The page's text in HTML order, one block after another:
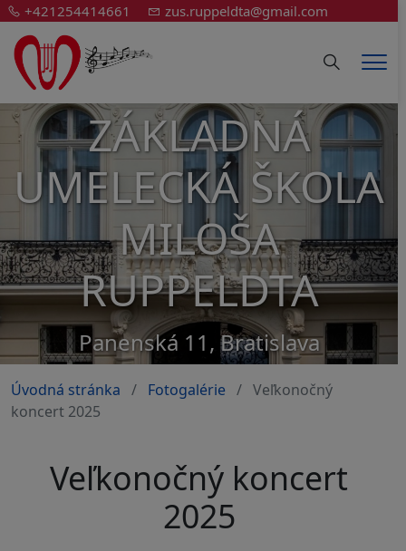
+421254414661 zus.ruppeldta@gmail.com
Hledání
ZÁKLADNÁ
UMELECKÁ ŠKOLA
MILOŠA
RUPPELDTA
Panenská 11, Bratislava
Úvodná stránka Fotogalérie
Veľkonočný
koncert 2025
Veľkonočný koncert
2025